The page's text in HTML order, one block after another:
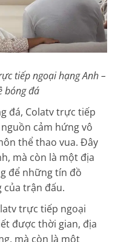
tiếp ngoại hạng Anh –
bóng đá
đá, Colatv trực tiếp
cảm hứng vô
thể thao vua. Đây
mà còn là một địa
để những tín đồ
của trận đấu.
trực tiếp ngoại
được thời gian, địa
mà còn là một